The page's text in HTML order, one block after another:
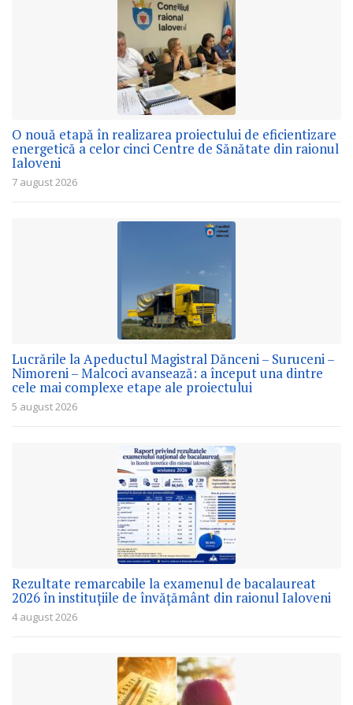
O nouă etapă în realizarea proiectului de eficientizare
energetică a celor cinci Centre de Sănătate din raionul
Ialoveni
7 august 2026
Lucrările la Apeductul Magistral Dănceni – Suruceni –
Nimoreni – Malcoci avansează: a început una dintre
cele mai complexe etape ale proiectului
5 august 2026
Rezultate remarcabile la examenul de bacalaureat
2026 în instituțiile de învățământ din raionul Ialoveni
4 august 2026